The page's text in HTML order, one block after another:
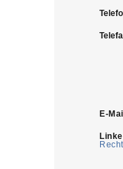
E-